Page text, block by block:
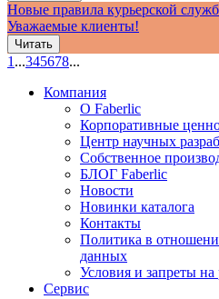
Новые правила курьерской
Уважаемые клиенты!
Читать
1 ...345678...
Компания
О Faberlic
Корпоративные
Центр научных
Собственное
БЛОГ Faberlic
Новости
Новинки каталога
Контакты
Политика в
данных
Условия и запреты на
Сервис